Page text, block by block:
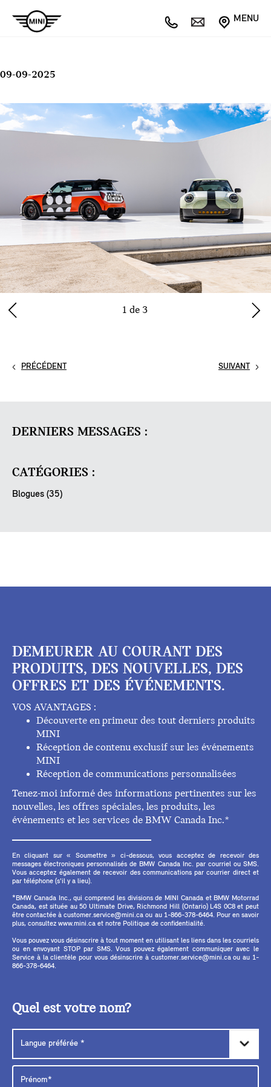
MENU
09-09-2025
1 de 3
SUIVANT
PRÉCÉDENT
DERNIERS MESSAGES :
CATÉGORIES :
Blogues (35)
DEMEURER AU COURANT DES
PRODUITS, DES NOUVELLES, DES
OFFRES ET DES ÉVÉNEMENTS.
VOS AVANTAGES :
Découverte en primeur des tout derniers produits
MINI
Réception de contenu exclusif sur les événements
MINI
Réception de communications personnalisées
Tenez-moi informé des informations pertinentes sur les
nouvelles, les offres spéciales, les produits, les
événements et les services de BMW Canada Inc.*
En cliquant sur « Soumettre » ci-dessous, vous acceptez de recevoir des
messages électroniques personnalisés de BMW Canada Inc. par courriel ou SMS.
Vous acceptez également de recevoir des communications par courrier direct et
par téléphone (s'il y a lieu).
*BMW Canada Inc., qui comprend les divisions de MINI Canada et BMW Motorrad
Canada, est située au 50 Ultimate Drive, Richmond Hill (Ontario) L4S 0C8 et peut
être contactée à customer.service@mini.ca ou au 1-866-378-6464. Pour en savoir
plus, consultez www.mini.ca et notre Politique de confidentialité.
Vous pouvez vous désinscrire à tout moment en utilisant les liens dans les courriels
ou en envoyant STOP par SMS. Vous pouvez également communiquer avec le
Service à la clientèle pour vous désinscrire à customer.service@mini.ca ou au 1-
866-378-6464.
Quel est votre nom?